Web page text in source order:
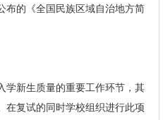
布的《全国民族区域自治地方简
学新生质量的重要工作环节，其
在复试的同时学校组织进行此项